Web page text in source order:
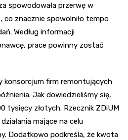
spowodowała przerwę w
znacznie spowolniło tempo
Według informacji
prace powinny zostać
konsorcjum firm remontujących
Jak dowiedzieliśmy się,
tysięcy złotych. Rzecznik ZDiUM
mające na celu
Dodatkowo podkreśla, że kwota